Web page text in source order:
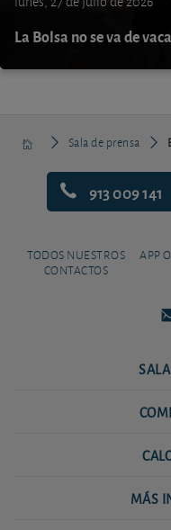
La Bolsa no se va de
Sala de prensa
913 009 141
TODOS NUESTROS
CONTACTOS
APP
MÁS